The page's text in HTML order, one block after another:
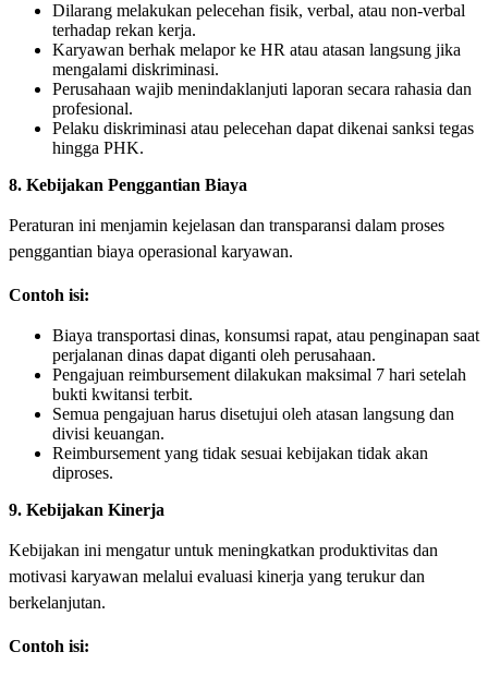
Dilarang melakukan pelecehan fisik, verbal, atau non-verbal
terhadap rekan kerja.
Karyawan berhak melapor ke HR atau atasan langsung jika
mengalami diskriminasi.
Perusahaan wajib menindaklanjuti laporan secara rahasia dan
profesional.
Pelaku diskriminasi atau pelecehan dapat dikenai sanksi tegas
hingga PHK.
8. Kebijakan Penggantian Biaya
Peraturan ini menjamin kejelasan dan transparansi dalam proses
penggantian biaya operasional karyawan.
Contoh isi:
Biaya transportasi dinas, konsumsi rapat, atau penginapan saat
perjalanan dinas dapat diganti oleh perusahaan.
Pengajuan reimbursement dilakukan maksimal 7 hari setelah
bukti kwitansi terbit.
Semua pengajuan harus disetujui oleh atasan langsung dan
divisi keuangan.
Reimbursement yang tidak sesuai kebijakan tidak akan
diproses.
9. Kebijakan Kinerja
Kebijakan ini mengatur untuk meningkatkan produktivitas dan
motivasi karyawan melalui evaluasi kinerja yang terukur dan
berkelanjutan.
Contoh isi: